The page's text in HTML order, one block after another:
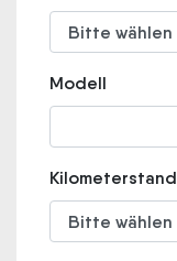
Modell
Kilometerstand